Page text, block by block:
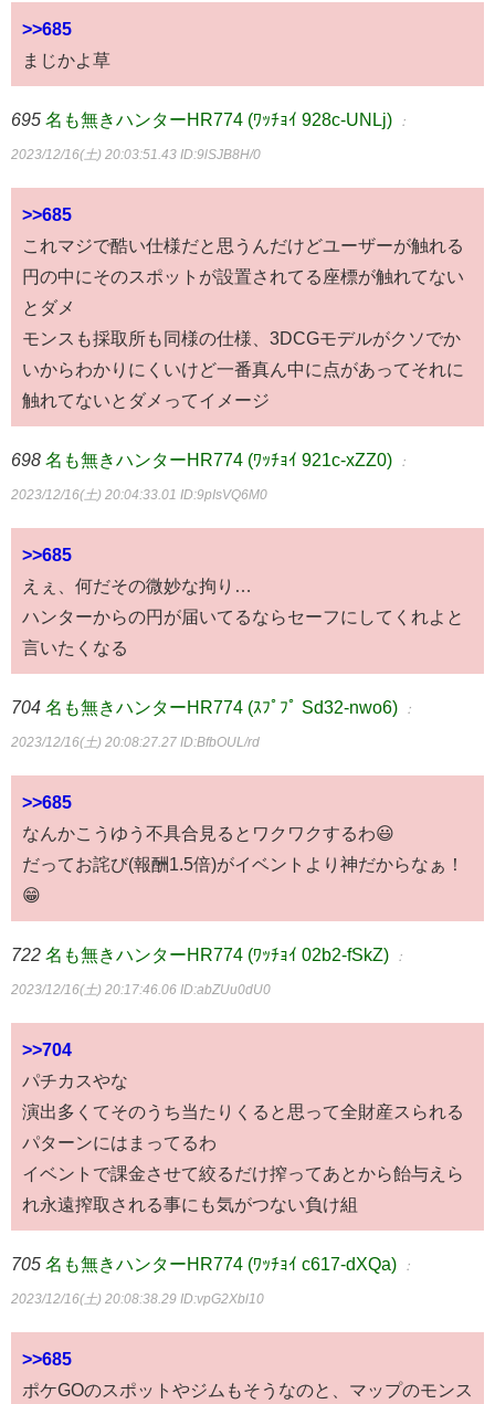
>>685
まじかよ草
695 名も無きハンターHR774 (ﾜｯﾁｮｲ 928c-UNLj) ：
2023/12/16(土) 20:03:51.43 ID:9lSJB8H/0
>>685
これマジで酷い仕様だと思うんだけどユーザーが触れる
円の中にそのスポットが設置されてる座標が触れてない
とダメ
モンスも採取所も同様の仕様、3DCGモデルがクソでか
いからわかりにくいけど一番真ん中に点があってそれに
触れてないとダメってイメージ
698 名も無きハンターHR774 (ﾜｯﾁｮｲ 921c-xZZ0) ：
2023/12/16(土) 20:04:33.01 ID:9pIsVQ6M0
>>685
えぇ、何だその微妙な拘り…
ハンターからの円が届いてるならセーフにしてくれよと
言いたくなる
704 名も無きハンターHR774 (ｽﾌﾟﾌﾟ Sd32-nwo6) ：
2023/12/16(土) 20:08:27.27 ID:BfbOUL/rd
>>685
なんかこうゆう不具合見るとワクワクするわ😃
だってお詫び(報酬1.5倍)がイベントより神だからなぁ！
😁
722 名も無きハンターHR774 (ﾜｯﾁｮｲ 02b2-fSkZ) ：
2023/12/16(土) 20:17:46.06 ID:abZUu0dU0
>>704
パチカスやな
演出多くてそのうち当たりくると思って全財産スられる
パターンにはまってるわ
イベントで課金させて絞るだけ搾ってあとから飴与えら
れ永遠搾取される事にも気がつない負け組
705 名も無きハンターHR774 (ﾜｯﾁｮｲ c617-dXQa) ：
2023/12/16(土) 20:08:38.29 ID:vpG2Xbl10
>>685
ポケGOのスポットやジムもそうなのと、マップのモンス